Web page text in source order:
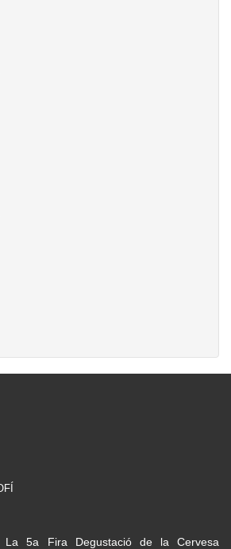
La 5a Fira Degustació de la Cervesa